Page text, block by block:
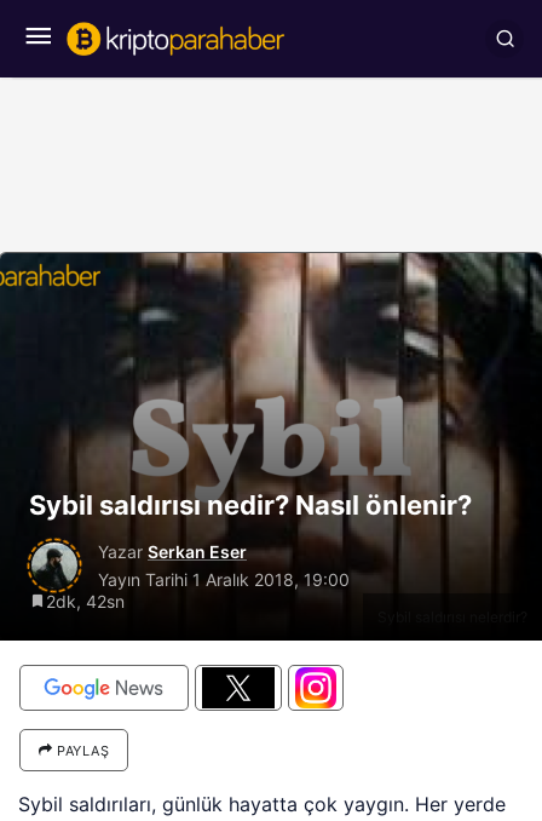
Sybil saldırısı nedir? Nasıl önlenir?
Yazar Serkan Eser
Yayın Tarihi 1 Aralık 2018, 19:00
2dk, 42sn
PAYLAŞ
Sybil saldırıları, günlük hayatta çok yaygın. Her yerde